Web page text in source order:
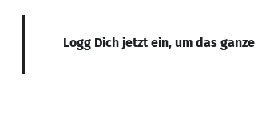
Logg Dich jetzt ein, um das